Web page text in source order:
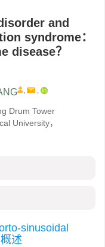
and
syndrome：
disease？
, ,
Drum Tower
University，
sinusoidal
述